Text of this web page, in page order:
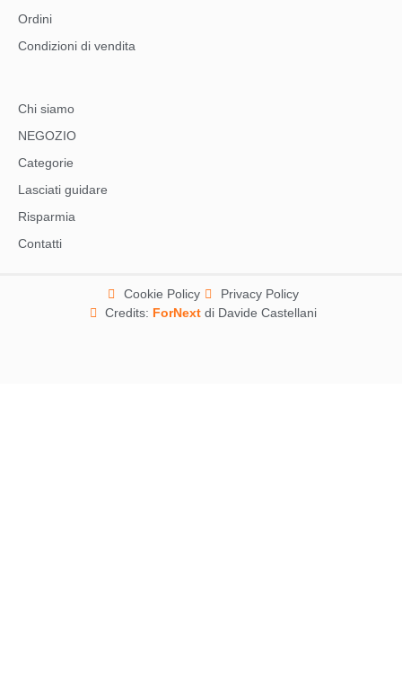
Ordini
Condizioni di vendita
Chi siamo
NEGOZIO
Categorie
Lasciati guidare
Risparmia
Contatti
Cookie Policy
Privacy Policy
Credits: ForNextdi Davide Castellani